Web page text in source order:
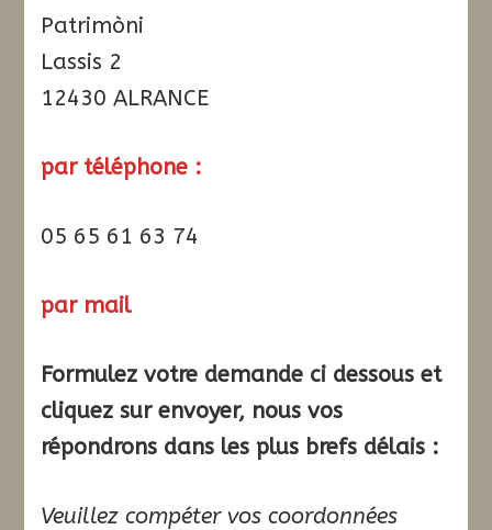
Patrimòni
Lassis 2
12430 ALRANCE
par téléphone :
05 65 61 63 74
par mail
Formulez votre demande ci dessous et
cliquez sur envoyer, nous vos
répondrons dans les plus brefs délais :
Veuillez compéter vos coordonnées